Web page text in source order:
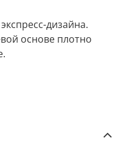
дизайна.
основе плотно